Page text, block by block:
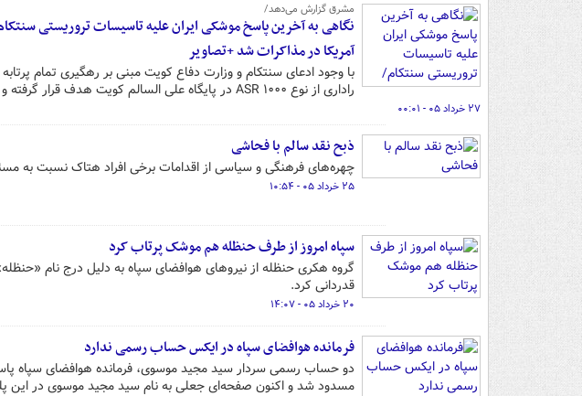
مشرق گزارش می‌دهد/
نگاهی به آخرین پاسخ موشکی ایران علیه تاسیسات تروریستی
آمریکا در مذاکرات شد +تصاویر
با وجود ادعای سنتکام و وزارت دفاع کویت مبنی بر رهگیری تمام
راداری از نوع ASR ۱۰۰۰ در پایگاه علی السالم کویت هدف قرار گرفته و منهدم شده است.
۲۷ خرداد ۰۵ - ۰۰:۰۱
ذبح نقد سالم با فحاشی
چهره‌های فرهنگی و سیاسی از اقدامات برخی افراد هتاک نسبت به
۲۵ خرداد ۰۵ - ۱۰:۵۴
سپاه امروز از طرف حنظله هم موشک پرتاب کرد
گروه هکری حنظله از نیروهای هوافضای سپاه به دلیل درج نام
قدردانی کرد.
۲۰ خرداد ۰۵ - ۱۴:۰۷
فرمانده هوافضای سپاه در ایکس حساب رسمی ندارد
دو حساب رسمی سردار سید مجید موسوی، فرمانده هوافضای سپاه
مسدود شد و اکنون صفحه‌ای جعلی به نام سید مجید موسوی در این